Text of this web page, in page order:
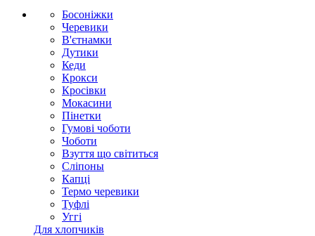
Босоніжки
Черевики
В'єтнамки
Дутики
Кеди
Крокси
Кросівки
Мокасини
Пінетки
Гумові чоботи
Чоботи
Взуття що світиться
Сліпоны
Капці
Термо черевики
Туфлі
Уггі
Для хлопчиків